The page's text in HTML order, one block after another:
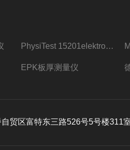
PhysiTest 15201elektrophysik测厚仪
EPK板厚测量仪
自贸区富特东三路526号5号楼311